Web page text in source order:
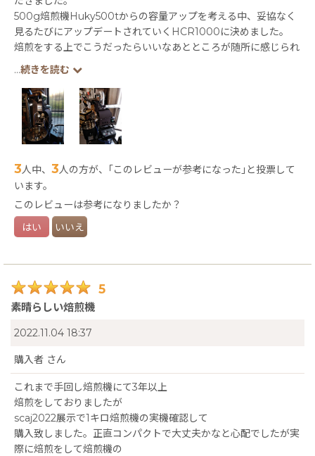
500g焙煎機Huky500tからの容量アップを考える中、妥協なく
見るたびにアップデートされていくHCR1000に決めました。
焙煎をする上でこうだったらいいなあとところが随所に感じられ
る素晴らしい焙煎機です。
特に豆スプーンの使い勝手の良さには感動しました。
max生豆投入量が1250gというところも小さな焙煎所の私たちに
はほんとうに心強い相棒になってくれるでしょう。
ありがとうございました。
ムページに記載していますので気になる方はご覧ください。
https://bigjo-works.com/coffeeroastery/
...続きを読む
3人中、 3人の方が、｢このレビューが参考になった｣と投票して
います。
このレビューは参考になりましたか？
はい いいえ
5
素晴らしい焙煎機
2022.11.04 18:37
購入者 さん
これまで手回し焙煎機にて3年以上
焙煎をしておりましたが
scaj2022展示で1キロ焙煎機の実機確認して
購入致しました。正直コンパクトで大丈夫かなと心配でしたが実
際に焙煎をして焙煎機の